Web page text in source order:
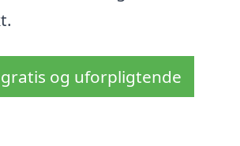
og uforpligtende